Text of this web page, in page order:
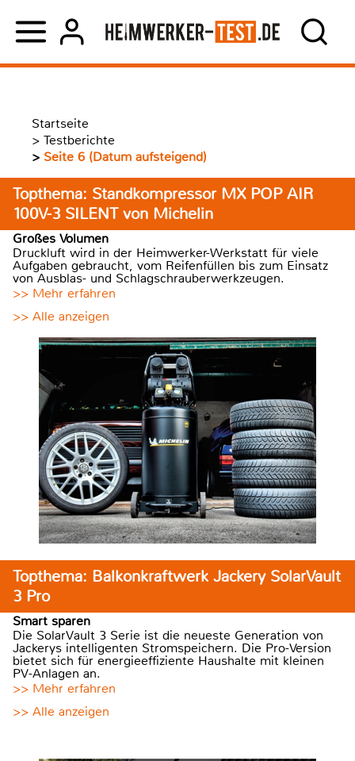
Startseite
> Testberichte
>
Seite 6 (Datum aufsteigend)
Topthema: Standkompressor MX POP AIR
100V-3 SILENT von Michelin
Großes Volumen
Druckluft wird in der Heimwerker-Werkstatt für viele
Aufgaben gebraucht, vom Reifenfüllen bis zum Einsatz
von Ausblas- und Schlagschrauberwerkzeugen.
>> Mehr erfahren
>> Alle anzeigen
Topthema: Balkonkraftwerk Jackery SolarVault
3 Pro
Smart sparen
Die SolarVault 3 Serie ist die neueste Generation von
Jackerys intelligenten Stromspeichern. Die Pro-Version
bietet sich für energieeffiziente Haushalte mit kleinen
PV-Anlagen an.
>> Mehr erfahren
>> Alle anzeigen